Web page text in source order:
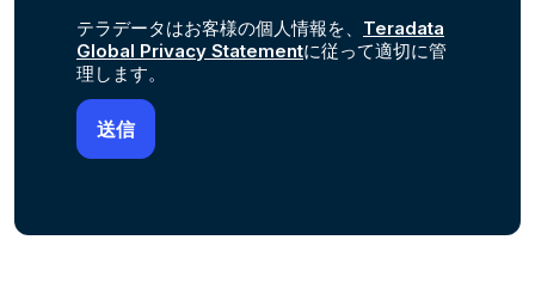
テラデータはお客様の個人情報を、 Teradata
Global Privacy Statementに従って適切に管
理します。